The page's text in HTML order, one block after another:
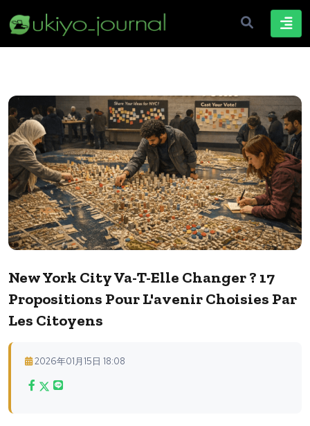
New York City Va-T-Elle Changer ? 17
Propositions Pour L'avenir Choisies Par
Les Citoyens
2026年01月15日 18:08